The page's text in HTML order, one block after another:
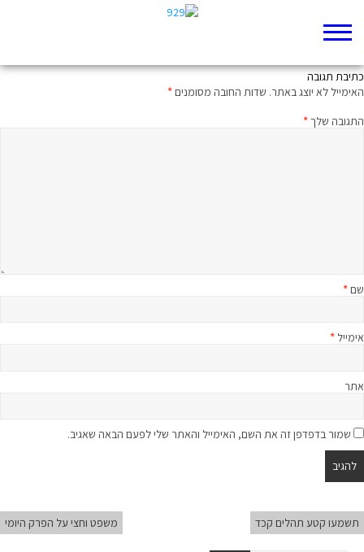
כתיבת תגובה
האימייל לא יוצג באתר. שדות החובה מסומנים*
התגובה שלך*
שם*
אימייל *
אתר
שמור בדפדפן זה את השם, האימייל והאתר שלי לפעם הבאה שאגיב.
תשמעו קטע תהלים קכד משפט וחצי על הפרק היומי